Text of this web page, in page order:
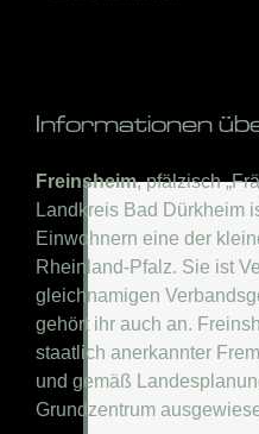
Informationen
Freinsheim, pfälzisch
Landkreis Bad Dürkheim
Einwohnern eine der
Rheinland-Pfalz. Sie ist
gleichnamigen
gehört ihr auch an.
staatlich anerkannter
und gemäß
Grundzentrum